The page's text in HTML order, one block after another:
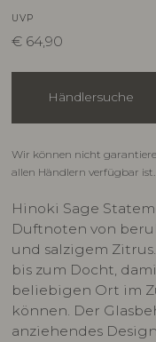
UVP
€ 64,90
Händlersuche
Wir können nicht
allen Händlern verfügbar ist.
Hinoki Sage
Duftnoten von
und salzigem
bis zum Docht,
beliebigen Ort im
können. Der
anziehendes